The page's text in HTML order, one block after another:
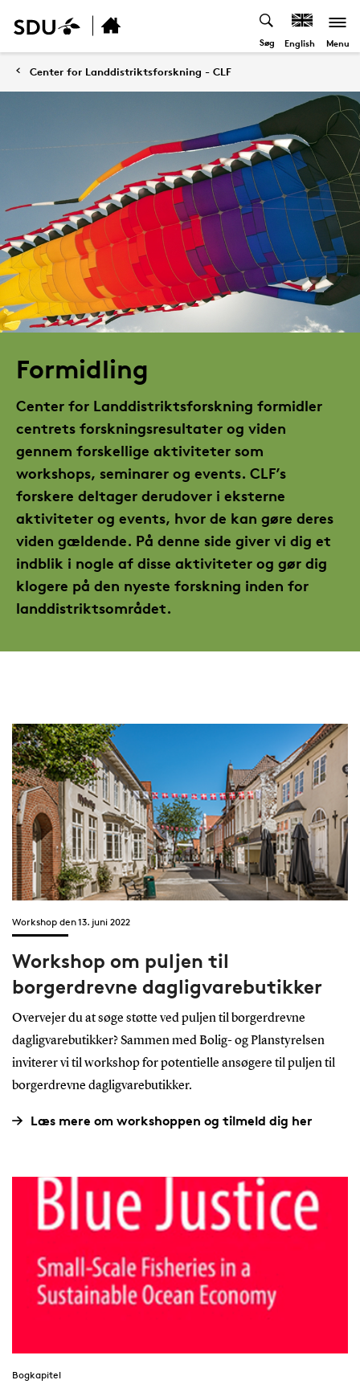
Søg English Menu
Center for Landdistriktsforskning - CLF
Formidling
Center for Landdistriktsforskning formidler
centrets forskningsresultater og viden
gennem forskellige aktiviteter som
workshops, seminarer og events. CLF’s
forskere deltager derudover i eksterne
aktiviteter og events, hvor de kan gøre deres
viden gældende. På denne side giver vi dig et
indblik i nogle af disse aktiviteter og gør dig
klogere på den nyeste forskning inden for
landdistriktsområdet.
Workshop den 13. juni 2022
Workshop om puljen til
borgerdrevne dagligvarebutikker
Overvejer du at søge støtte ved puljen til borgerdrevne
dagligvarebutikker? Sammen med Bolig- og Planstyrelsen
inviterer vi til workshop for potentielle ansøgere til puljen til
borgerdrevne dagligvarebutikker.
Læs mere om workshoppen og tilmeld dig her
Bogkapitel